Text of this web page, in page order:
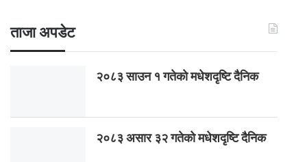
ताजा अपडेट
२०८३ साउन १ गतेकाे मधेशदृष्टि दैनिक
२०८३ असार ३२ गतेको मधेशदृष्टि दैनिक